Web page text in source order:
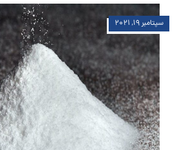
سپتامبر ۱۹, ۲۰۲۱